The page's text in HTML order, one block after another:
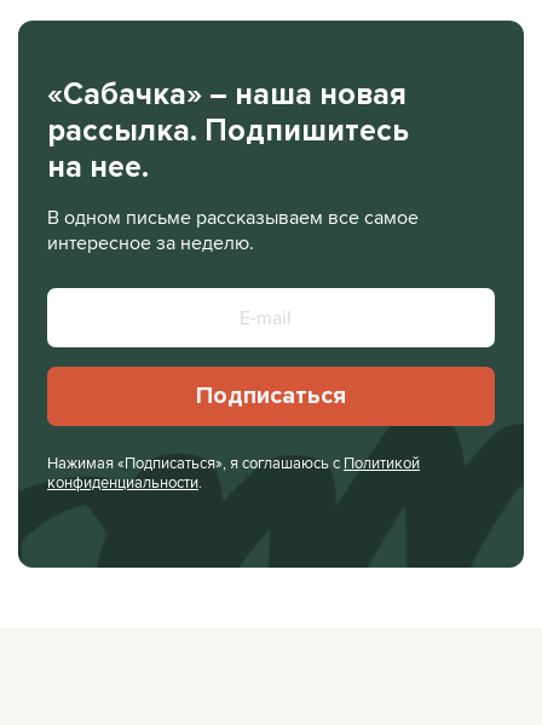
«Сабачка» – наша новая
рассылка. Подпишитесь
на нее.
В одном письме рассказываем все самое
интересное за неделю.
Подписаться
Нажимая «Подписаться», я соглашаюсь с Политикой
конфиденциальности.